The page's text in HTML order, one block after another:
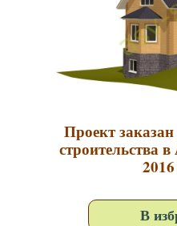
Проект
строительства
В